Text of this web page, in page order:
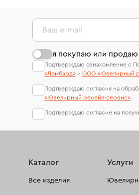
Ваш e-mail
я покупаю или
Подтверждаю ознакомление с
«Ломбард» и ООО «Ювелирный
Подтверждаю согласия на
«Ювелирный ресейл-сервиc».
Подтверждаю согласие на
Каталог
Все изделия
Услуги